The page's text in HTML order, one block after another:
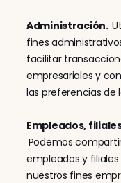
Administración.
fines
facilitar
empresariales y
las preferencias de
Empleados,
Podemos
empleados y
nuestros fines